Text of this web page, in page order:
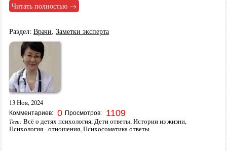
Читать полностью →
Раздел: Врачи, Заметки эксперта
13 Ноя, 2024
Комментариев: 0 Просмотров: 1109
Теги: Всё о детях психология,Дети ответы,Истории из жизни,
Психология - отношения,Психосоматика ответы